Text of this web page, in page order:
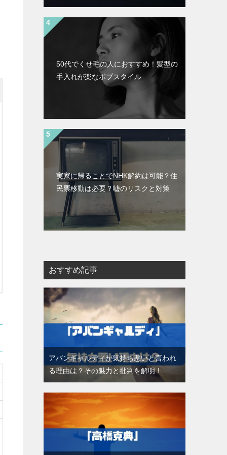
50代でくせ毛の人におすすめ！髪型の
手入れが楽なボブスタイル
実家に帰ることでNHK解約は可能？住
民票移動は必要？嘘のリスクと対策
おすすめ記事
アバンギャルディが気持ち悪いと言われ
る理由は？その魅力と批判を解明！